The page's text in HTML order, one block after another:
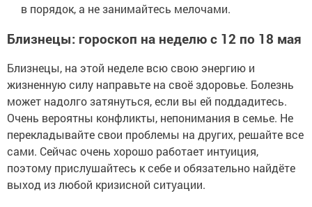
в порядок, а не занимайтесь мелочами.
Близнецы: гороскоп на неделю с 12 по 18 мая
Близнецы, на этой неделе всю свою энергию и
жизненную силу направьте на своё здоровье. Болезнь
может надолго затянуться, если вы ей поддадитесь.
Очень вероятны конфликты, непонимания в семье. Не
перекладывайте свои проблемы на других, решайте все
сами. Сейчас очень хорошо работает интуиция,
поэтому прислушайтесь к себе и обязательно найдёте
выход из любой кризисной ситуации.